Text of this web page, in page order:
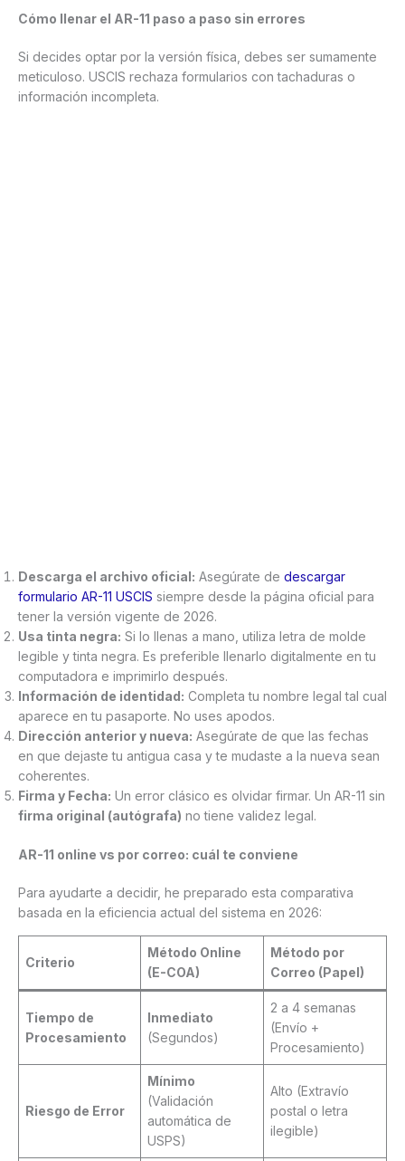
Cómo llenar el AR-11 paso a paso sin errores
Si decides optar por la versión física, debes ser sumamente
meticuloso. USCIS rechaza formularios con tachaduras o
información incompleta.
Descarga el archivo oficial: Asegúrate de descargar
formulario AR-11 USCIS siempre desde la página oficial para
tener la versión vigente de 2026.
Usa tinta negra: Si lo llenas a mano, utiliza letra de molde
legible y tinta negra. Es preferible llenarlo digitalmente en tu
computadora e imprimirlo después.
Información de identidad: Completa tu nombre legal tal cual
aparece en tu pasaporte. No uses apodos.
Dirección anterior y nueva: Asegúrate de que las fechas
en que dejaste tu antigua casa y te mudaste a la nueva sean
coherentes.
Firma y Fecha: Un error clásico es olvidar firmar. Un AR-11 sin
firma original (autógrafa) no tiene validez legal.
AR-11 online vs por correo: cuál te conviene
Para ayudarte a decidir, he preparado esta comparativa
basada en la eficiencia actual del sistema en 2026:
Criterio
Método Online
(E-COA)
Método por
Correo (Papel)
Tiempo de
Procesamiento
Inmediato
(Segundos)
2 a 4 semanas
(Envío +
Procesamiento)
Riesgo de Error
Mínimo
(Validación
automática de
USPS)
Alto (Extravío
postal o letra
ilegible)